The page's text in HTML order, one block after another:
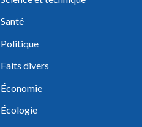
Santé
Politique
Faits divers
Économie
Écologie